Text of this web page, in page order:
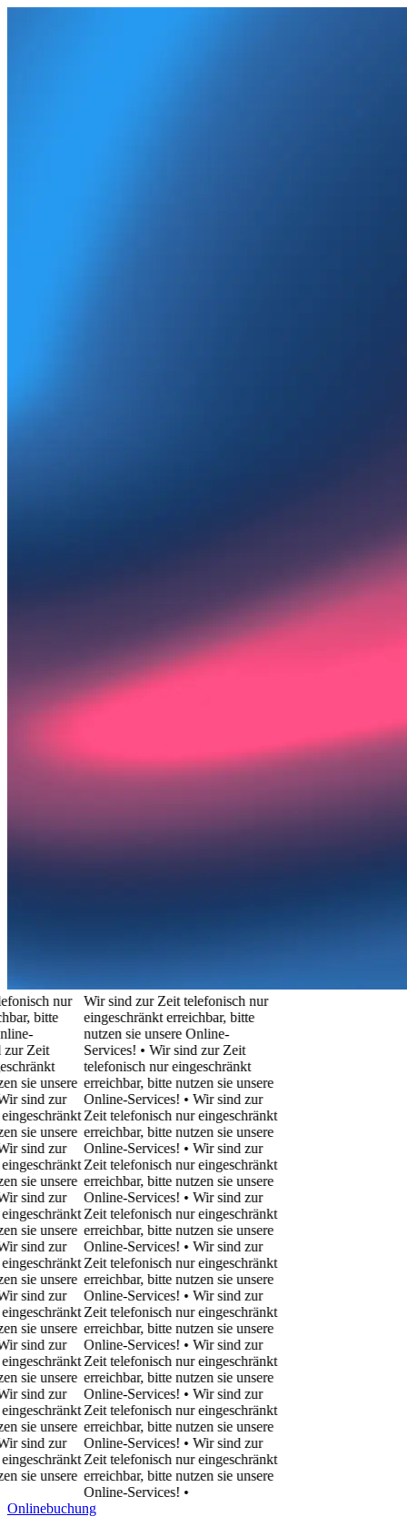
nur
bitte
unsere
zur
unsere
zur
unsere
zur
unsere
zur
unsere
zur
unsere
zur
unsere
zur
unsere
zur
unsere
Wir sind zur Zeit telefonisch nur
eingeschränkt erreichbar, bitte
nutzen sie unsere Online-
Services! • Wir sind zur Zeit
telefonisch nur eingeschränkt
erreichbar, bitte nutzen sie unsere
Online-Services! • Wir sind zur
Zeit telefonisch nur eingeschränkt
erreichbar, bitte nutzen sie unsere
Online-Services! • Wir sind zur
Zeit telefonisch nur eingeschränkt
erreichbar, bitte nutzen sie unsere
Online-Services! • Wir sind zur
Zeit telefonisch nur eingeschränkt
erreichbar, bitte nutzen sie unsere
Online-Services! • Wir sind zur
Zeit telefonisch nur eingeschränkt
erreichbar, bitte nutzen sie unsere
Online-Services! • Wir sind zur
Zeit telefonisch nur eingeschränkt
erreichbar, bitte nutzen sie unsere
Online-Services! • Wir sind zur
Zeit telefonisch nur eingeschränkt
erreichbar, bitte nutzen sie unsere
Online-Services! • Wir sind zur
Zeit telefonisch nur eingeschränkt
erreichbar, bitte nutzen sie unsere
Online-Services! • Wir sind zur
Zeit telefonisch nur eingeschränkt
erreichbar, bitte nutzen sie unsere
Online-Services!•
Onlinebuchung